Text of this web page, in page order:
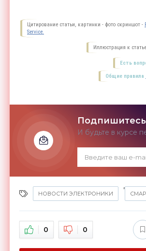
Цитирование статьи, картинки - фото скриншот -
Service.
Иллюстрация к
Есть
Общие правила
Подпишитесь
И будьте в курсе
НОВОСТИ ЭЛЕКТРОНИКИ
,
0 0